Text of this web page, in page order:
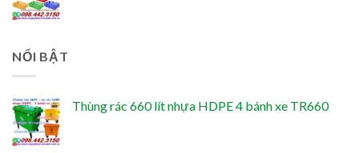
NỔI BẬT
Thùng rác 660 lít nhựa HDPE 4 bánh xe TR660